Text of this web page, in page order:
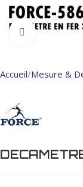
Click to
Accueil Mesure &